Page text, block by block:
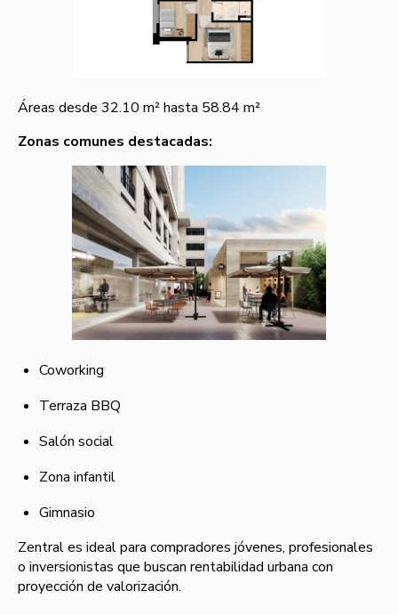
Áreas desde 32.10 m² hasta 58.84 m²
Zonas comunes destacadas:
Coworking
Terraza BBQ
Salón social
Zona infantil
Gimnasio
Zentral es ideal para compradores jóvenes, profesionales
o inversionistas que buscan rentabilidad urbana con
proyección de valorización.